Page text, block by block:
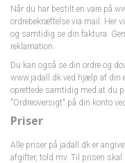
Når du har bestilt en vare på
ordrebekræftelse via mail. Her
og samtidig se din faktura.
reklamation.
Du kan også se din ordre og
www.jadall.dk ved hjælp af din
oprettede samtidig med at du
"Ordreoversigt" på din konto
Priser
Alle priser på jadall.dk er
afgifter, told mv. Til prisen